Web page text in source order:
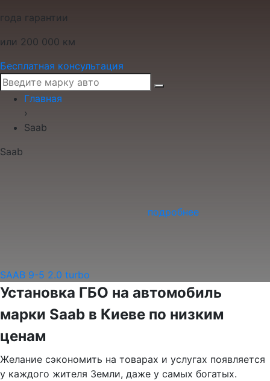
года гарантии
или 200 000 км
Бесплатная консультация
Главная
›
Saab
Saab
подробнее
SAAB 9-5 2.0 turbo
Установка ГБО на автомобиль
марки Saab в Киеве по низким
ценам
Желание сэкономить на товарах и услугах появляется
у каждого жителя Земли, даже у самых богатых.